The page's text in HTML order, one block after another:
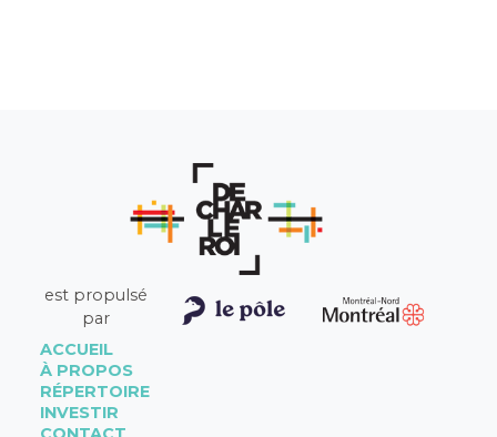
est propulsé
par
ACCUEIL
À PROPOS
RÉPERTOIRE
INVESTIR